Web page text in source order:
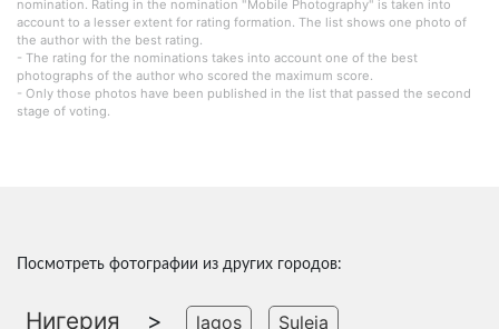
nomination. Rating in the nomination "Mobile Photography" is taken into
account to a lesser extent for rating formation. The list shows one photo of
the author with the best rating.
- The rating for the nominations takes into account one of the best
photographs of the author who scored the maximum score.
- Only those photos have been published in the list that passed the second
stage of voting.
Посмотреть фотографии из других городов:
Нигерия > lagos Suleja